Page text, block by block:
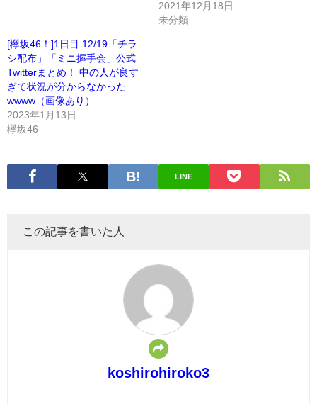
2021年12月18日
未分類
[欅坂46！]1日目 12/19「チラ
シ配布」「ミニ握手会」公式
Twitterまとめ！ 中の人が良す
ぎて状況が分からなかった
wwww（画像あり）
2023年1月13日
欅坂46
LINE
この記事を書いた人
koshirohiroko3